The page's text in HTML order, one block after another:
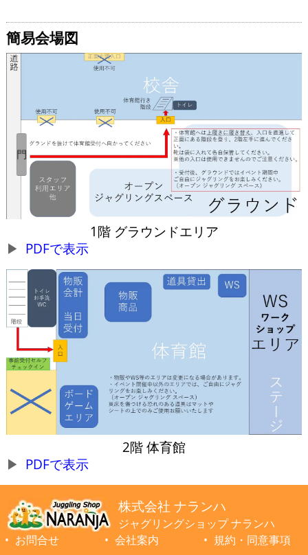
簡易会場図
1階 グラウンドエリア
PDFで表示
2階 体育館
PDFで表示
株式会社 ナランハ
ジャグリングショップ ナランハ
お問合せ
会社案内 規約・同意事項